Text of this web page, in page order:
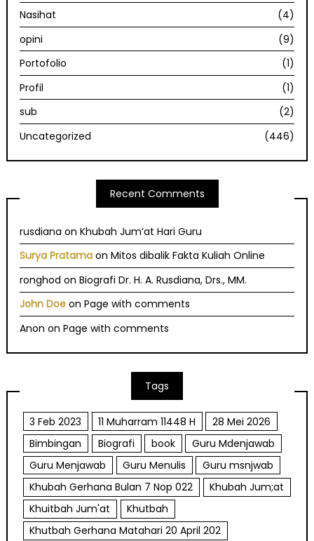
Nasihat
(4)
opini
(9)
Portofolio
(1)
Profil
(1)
sub
(2)
Uncategorized
(446)
Recent Comments
rusdiana onKhubah Jum’at Hari Guru
Surya Pratama onMitos dibalik Fakta Kuliah Online
ronghod onBiografi Dr. H. A. Rusdiana, Drs., MM.
John Doe onPage with comments
Anon onPage with comments
Tags
3 Feb 2023 11 Muharram 11448 H
28 Mei 2026
Bimbingan
Biografi book
Guru Mdenjawab
Guru Menjawab
Guru Menulis
Guru msnjwab
Khubah Gerhana Bulan 7 Nop 022
Khubah Jum;at
Khuitbah Jum'at
Khutbah
Khutbah Gerhana Matahari 20 April 202